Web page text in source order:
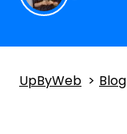
UpByWeb Blog